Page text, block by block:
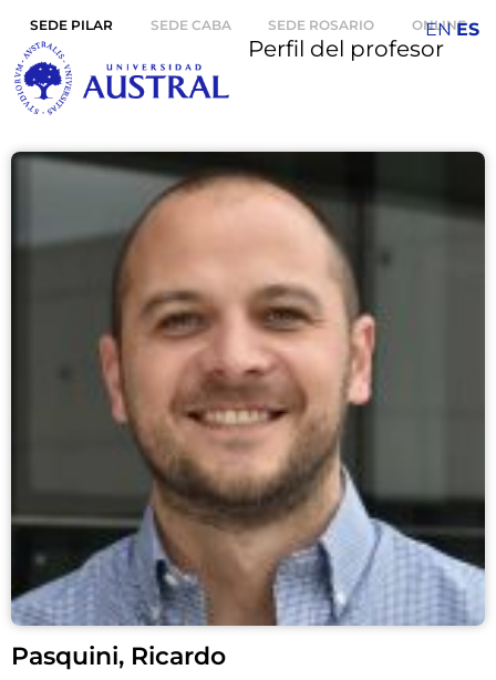
SEDE PILAR SEDE CABA SEDE ROSARIO ONLINE
Perfil del profesor
Pasquini, Ricardo
EN ES